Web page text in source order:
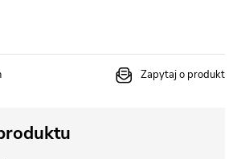
Zapytaj o produkt